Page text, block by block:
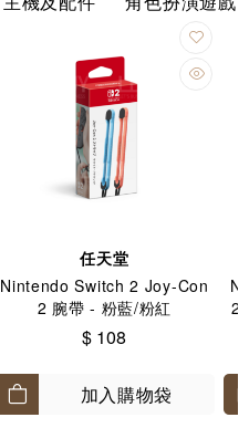
任天堂
Nintendo Switch 2 Joy-Con
2 腕帶 - 粉藍/粉紅
$ 108
加入購物袋
2